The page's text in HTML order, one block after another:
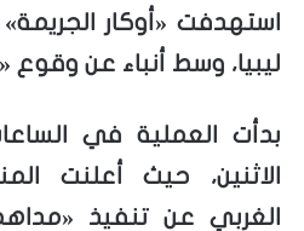
استهدفت «أوكار
ليبيا، وسط أنباء عن وقوع
بدأت العملية في
الاثنين، حيث أعلنت
الغربي عن تنفيذ